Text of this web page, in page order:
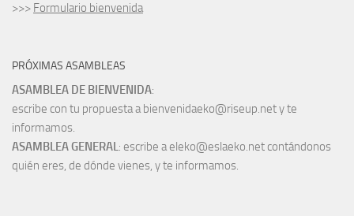
>>> Formulario bienvenida
PRÓXIMAS ASAMBLEAS
ASAMBLEA DE BIENVENIDA:
escribe con tu propuesta a bienvenidaeko@riseup.net y te
informamos.
ASAMBLEA GENERAL: escribe a eleko@eslaeko.net contándonos
quién eres, de dónde vienes, y te informamos.